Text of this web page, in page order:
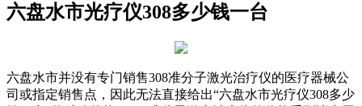
六盘水市光疗仪308多少钱一台
六盘水市并没有专门销售308准分子激光治疗仪的医疗器械公
司或指定销售点，因此无法直接给出“六盘水市光疗仪308多少